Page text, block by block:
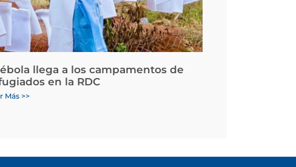
llega a los campamentos de
en la RDC
Más >>